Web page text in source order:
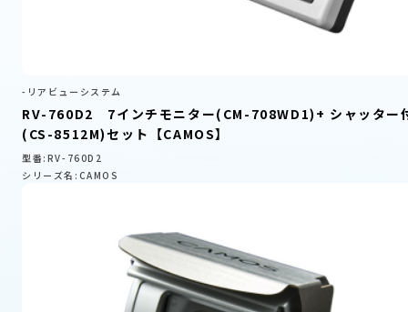
-リアビューシステム
RV-760D2 7インチモニター(CM-708WD1)+ シャッター
(CS-8512M)セット【CAMOS】
型番:RV-760D2
シリーズ名:CAMOS